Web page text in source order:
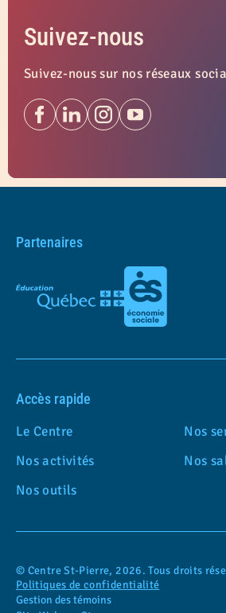
Suivez-nous
Suivez-nous sur nos réseaux
Partenaires
Accès rapide
Le Centre
Nos
Nos activités
Nos
Nos outils
© Centre St-Pierre, 2026. Tous droits
Politiques de confidentialité
Gestion des témoins